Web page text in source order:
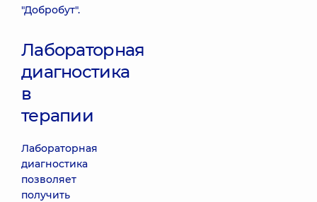
"Добробут".
Лабораторная
диагностика
в
терапии
Лабораторная
диагностика
позволяет
получить